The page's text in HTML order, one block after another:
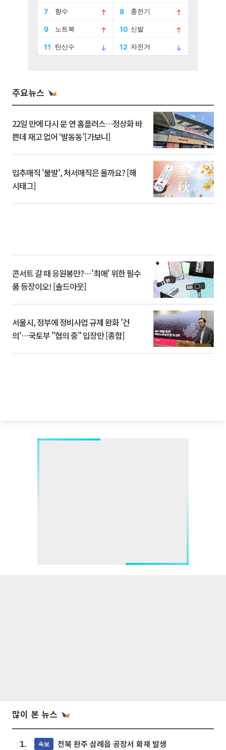
주요뉴스
22일 만에 다시 문 연 홈플러스…정상화 바
쁜데 재고 없어 ‘발동동’[가보니]
입추매직 '불발', 처서매직은 올까요? [해
시태그]
콘서트 갈 때 응원봉만?⋯'최애' 위한 필수
품 등장이오! [솔드아웃]
서울시, 정부에 정비사업 규제 완화 '건
의'⋯국토부 "협의 중" 입장만 [종합]
많이 본 뉴스
1. 속보 전북 완주 삼례읍 공장서 화재 발생